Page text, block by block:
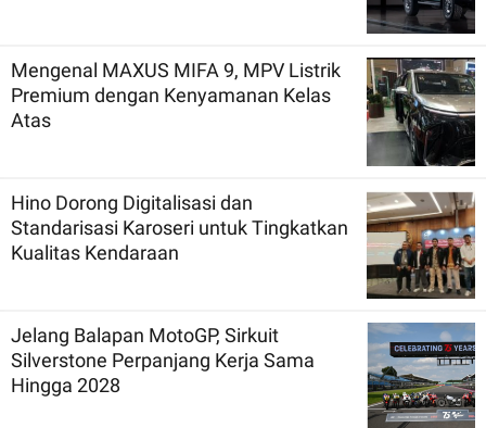
Mengenal MAXUS MIFA 9, MPV Listrik
Premium dengan Kenyamanan Kelas
Atas
Hino Dorong Digitalisasi dan
Standarisasi Karoseri untuk Tingkatkan
Kualitas Kendaraan
Jelang Balapan MotoGP, Sirkuit
Silverstone Perpanjang Kerja Sama
Hingga 2028